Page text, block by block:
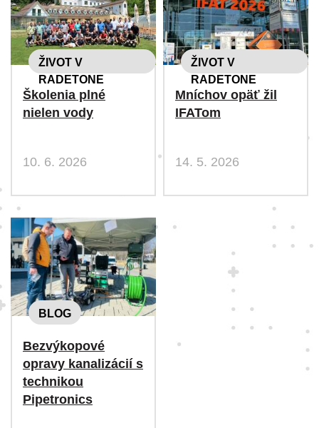
ŽIVOT V
RADETONE
Školenia plné
nielen vody
10. 6. 2026
ŽIVOT V
RADETONE
Mníchov opäť žil
IFATom
14. 5. 2026
BLOG
Bezvýkopové
opravy kanalizácií s
technikou
Pipetronics